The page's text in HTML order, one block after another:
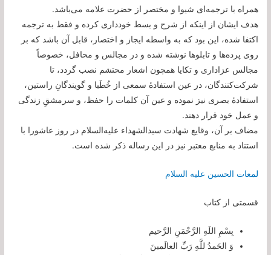
همراه با ترجمه‌ای شیوا و مختصر از حضرت علامه می‌باشد.
هدف ایشان از اینکه از شرح و بسط خودداری کرده و فقط به ترجمه
اکتفا شده، این بود كه به واسطه ايجاز و اختصار، قابل آن باشد كه بر
روى پرده‏‌ها و تابلوها نوشته شده و در مجالس و محافل، خصوصاً
مجالس عزاداری و تکایا همچون اشعار محتشم نصب گردد، تا
شرکت‌کنندگان، در عین استفادۀ سمعی از خُطَبا و گویندگانِ راستین،
استفادۀ بصری نیز نموده و عین آن کلمات را حفظ، و سرمشقِ زندگی
و عمل خود قرار دهند.
مضاف بر آن، وقایع شهادت سیدالشهداء علیه‌السلام در روز عاشورا با
استناد به منابع معتبر نیز در این رساله ذکر شده است.
لمعات الحسین علیه السلام
قسمتی از کتاب
بِسْمِ اللَهِ الرَّحْمَنِ الرَّحیم‌
وَ الحَمدُ للَّهِ رَبِّ العالَمینَ‌